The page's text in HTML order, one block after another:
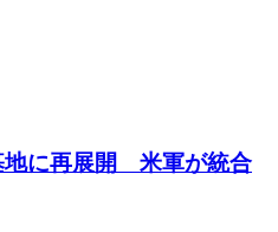
地に再展開 米軍が統合